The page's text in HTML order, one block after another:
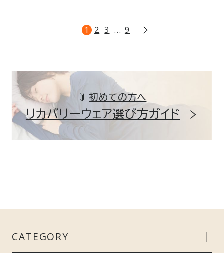
1 2 3 … 9
初めての方へ
リカバリーウェア選び方ガイド
CATEGORY